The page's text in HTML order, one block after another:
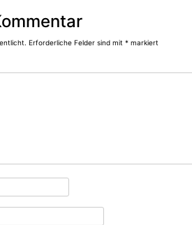
Erforderliche Felder sind mit * markiert